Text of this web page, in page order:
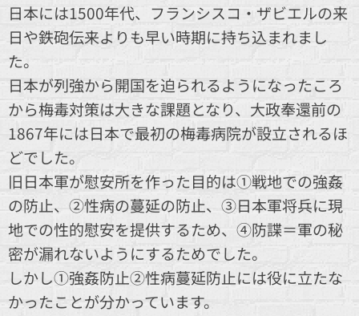
日本には1500年代、フランシスコ・ザビエルの来
日や鉄砲伝来よりも早い時期に持ち込まれまし
た。
日本が列強から開国を迫られるようになったころ
から梅毒対策は大きな課題となり、大政奉還前の
1867年には日本で最初の梅毒病院が設立されるほ
どでした。
旧日本軍が慰安所を作った目的は①戦地での強姦
の防止、②性病の蔓延の防止、③日本軍将兵に現
地での性的慰安を提供するため、④防諜＝軍の秘
密が漏れないようにするためでした。
しかし①強姦防止②性病蔓延防止には役に立たな
かったことが分かっています。